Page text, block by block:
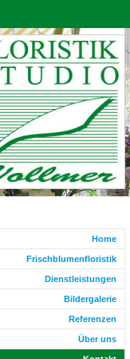
Home
Frischblumenfloristik
Dienstleistungen
Bildergalerie
Referenzen
Über uns